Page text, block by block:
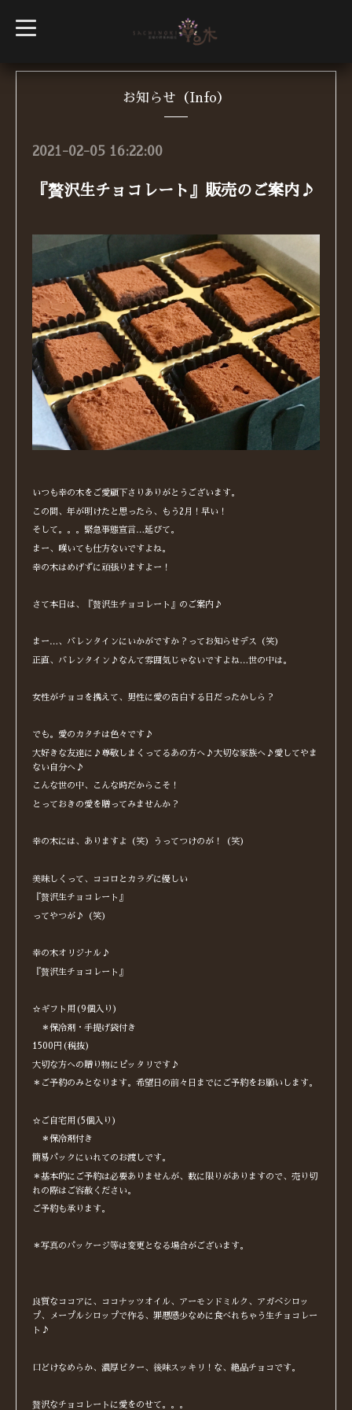
t
o
l
お知らせ（Info）
2021-02-05 16:22:00
『贅沢生チョコレート』販売のご案内♪
いつも幸の木をご愛顧下さりありがとうございます。
この間、年が明けたと思ったら、もう2月！早い！
そして。。。緊急事態宣言…延びて。
まー、嘆いても仕方ないですよね。
幸の木はめげずに頑張りますよー！
さて本日は、『贅沢生チョコレート』のご案内♪
まー…、バレンタインにいかがですか？ってお知らせデス（笑）
正直、バレンタイン♪なんて雰囲気じゃないですよね…世の中は。
女性がチョコを携えて、男性に愛の告白する日だったかしら？
でも。愛のカタチは色々です♪
大好きな友達に♪尊敬しまくってるあの方へ♪大切な家族へ♪愛してやま
ない自分へ♪
こんな世の中、こんな時だからこそ！
とっておきの愛を贈ってみませんか？
幸の木には、ありますよ（笑）うってつけのが！（笑）
美味しくって、ココロとカラダに優しい
『贅沢生チョコレート』
ってやつが♪（笑）
幸の木オリジナル♪
『贅沢生チョコレート』
☆ギフト用(9個入り)
＊保冷剤・手提げ袋付き
1500円(税抜)
大切な方への贈り物にピッタリです♪
＊ご予約のみとなります。希望日の前々日までにご予約をお願いします。
☆ご自宅用(5個入り)
＊保冷剤付き
簡易パックにいれてのお渡しです。
＊基本的にご予約は必要ありませんが、数に限りがありますので、売り切
れの際はご容赦ください。
ご予約も承ります。
＊写真のパッケージ等は変更となる場合がございます。
良質なココアに、ココナッツオイル、アーモンドミルク、アガベシロッ
プ、メープルシロップで作る、罪悪感少なめに食べれちゃう生チョコレー
ト♪
口どけなめらか、濃厚ビター、後味スッキリ！な、絶品チョコです。
贅沢なチョコレートに愛をのせて。。。